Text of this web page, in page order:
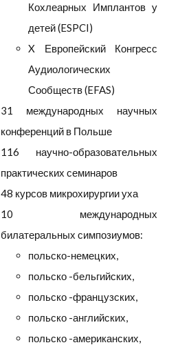
Кохлеарных Имплантов у
детей (ESPCI)
X Европейский Конгресс
Аудиологических
Сообществ (EFAS)
31 международных научных
конференций в Польше
116 научно-образовательных
практических семинаров
48 курсов микрохирургии уха
10 международных
билатеральных симпозиумов:
польско-немецких,
польско -бельгийских,
польско -французских,
польско -английских,
польско -американских,